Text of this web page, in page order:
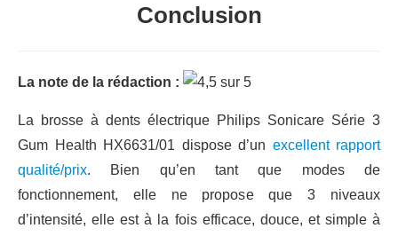
Conclusion
La note de la rédaction :
La brosse à dents électrique Philips Sonicare Série 3
Gum Health HX6631/01 dispose d’un excellent rapport
qualité/prix. Bien qu’en tant que modes de
fonctionnement, elle ne propose que 3 niveaux
d’intensité, elle est à la fois efficace, douce, et simple à